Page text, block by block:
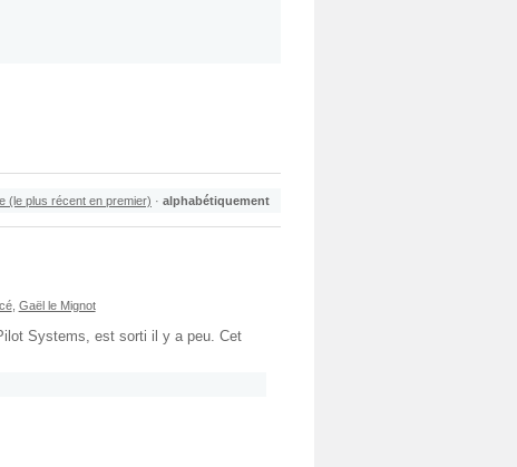
(le plus récent en premier) · alphabétiquement
, Gaël le Mignot
Systems, est sorti il y a peu. Cet